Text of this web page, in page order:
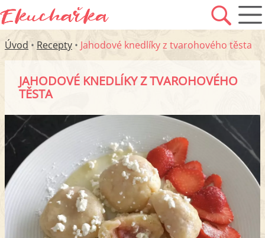
Úvod • Recepty • Jahodové knedlíky z tvarohového těsta
JAHODOVÉ KNEDLÍKY Z TVAROHOVÉHO
TĚSTA